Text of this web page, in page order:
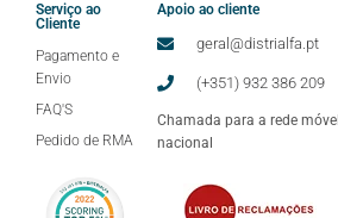
Serviço ao
Cliente
Pagamento e
Envio
FAQ'S
Pedido de RMA
Apoio ao cliente
geral@distrialfa.pt
(+351) 932 386 209
Chamada para a rede móvel
nacional